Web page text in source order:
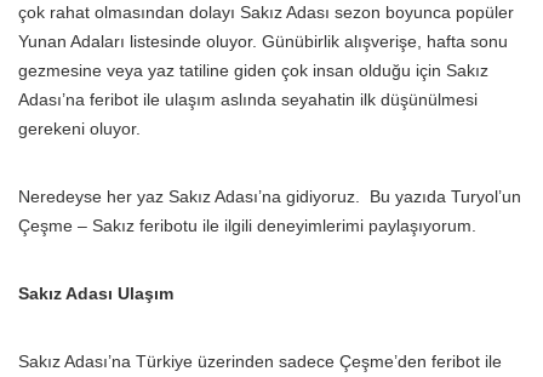
çok rahat olmasından dolayı Sakız Adası sezon boyunca popüler
Yunan Adaları listesinde oluyor. Günübirlik alışverişe, hafta sonu
gezmesine veya yaz tatiline giden çok insan olduğu için Sakız
Adası’na feribot ile ulaşım aslında seyahatin ilk düşünülmesi
gerekeni oluyor.
Neredeyse her yaz Sakız Adası’na gidiyoruz. Bu yazıda Turyol’un
Çeşme – Sakız feribotu ile ilgili deneyimlerimi paylaşıyorum.
Sakız Adası Ulaşım
Sakız Adası’na Türkiye üzerinden sadece Çeşme’den feribot ile